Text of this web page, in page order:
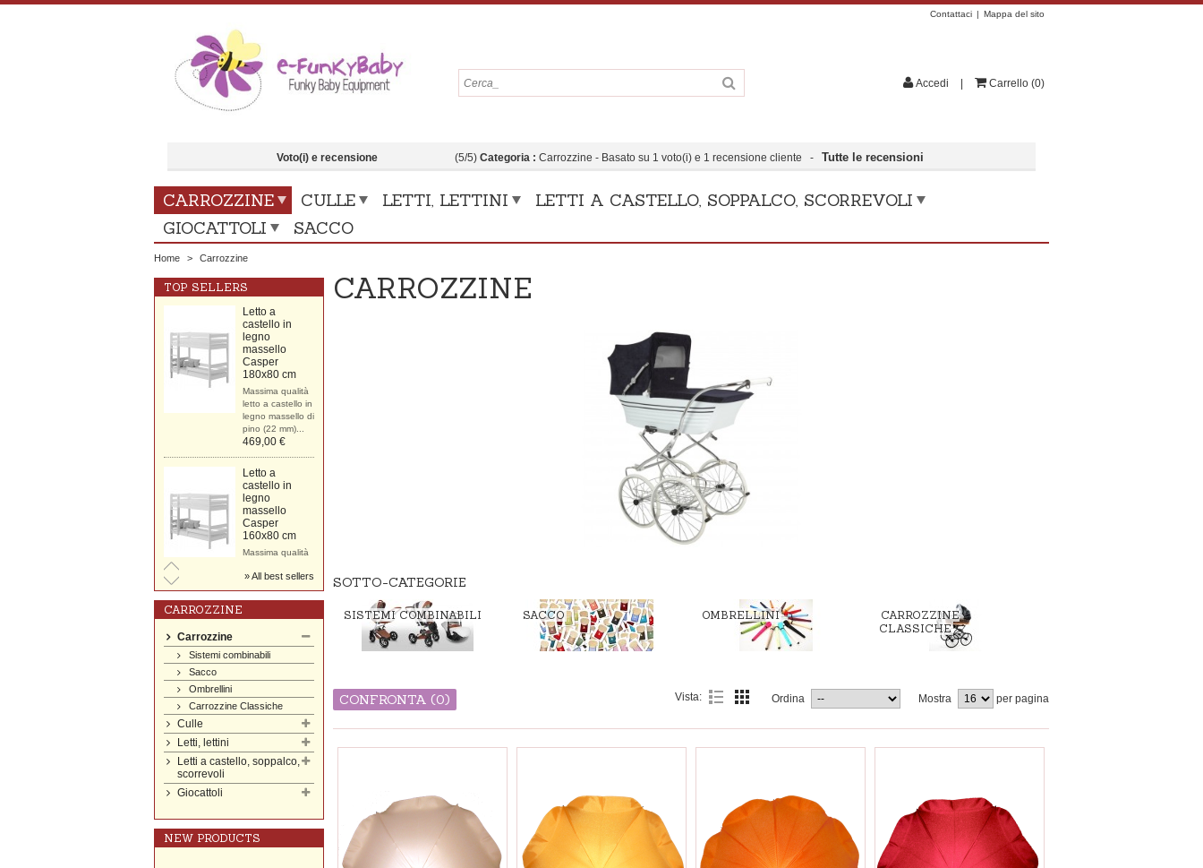
Contattaci Mappa del sito
Voto(i) e recensione (5/5) Categoria : Carrozzine - Basato su 1 voto(i) e 1 recensione cliente - Tutte le recensioni
CARROZZINE CULLE LETTI, LETTINI
LETTI A CASTELLO, SOPPALCO, SCORREVOLI
GIOCATTOLI
SACCO
Accedi Carrello (0)
Home > Carrozzine
TOP SELLERS
Letto a
castello in
legno
massello
Casper
180x80 cm
Massima qualità
letto a castello in
legno massello di
pino (22 mm)...
469,00 €
Letto a
castello in
legno
massello
Casper
160x80 cm
Massima qualità
legno massello di
pino (22 mm)...
459,00 €
castello in
legno
Casper
160x70 cm
Massima qualità
letto a castello in
legno massello di
pino (22 mm)...
449,00 €
Isabell
Collezione di
Bianco Pelle
All best sellers
CARROZZINE
Carrozzine
Sistemi combinabili
Sacco
Ombrellini
Carrozzine Classiche
Culle
Letti, lettini
Letti a castello, soppalco,
scorrevoli
Giocattoli
NEW PRODUCTS
CARROZZINE
SOTTO-CATEGORIE
SISTEMI COMBINABILI SACCO OMBRELLINI
CARROZZINE
CLASSICHE
CONFRONTA (0) Mostra per pagina
Ordina
Vista: